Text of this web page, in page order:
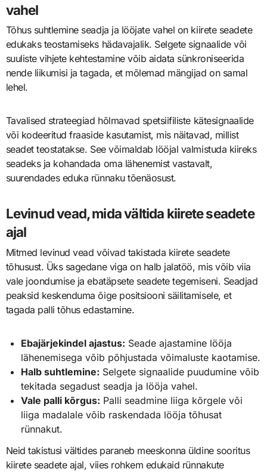
vahel
Tõhus suhtlemine seadja ja lööjate vahel on kiirete seadete
edukaks teostamiseks hädavajalik. Selgete signaalide või
suuliste vihjete kehtestamine võib aidata sünkroniseerida
nende liikumisi ja tagada, et mõlemad mängijad on samal
lehel.
Tavalised strateegiad hõlmavad spetsiifiliste kätesignaalide
või kodeeritud fraaside kasutamist, mis näitavad, millist
seadet teostatakse. See võimaldab lööjal valmistuda kiireks
seadeks ja kohandada oma lähenemist vastavalt,
suurendades eduka rünnaku tõenäosust.
Levinud vead, mida vältida kiirete seadete
ajal
Mitmed levinud vead võivad takistada kiirete seadete
tõhusust. Üks sagedane viga on halb jalatöö, mis võib viia
vale joondumise ja ebatäpsete seadete tegemiseni. Seadjad
peaksid keskenduma õige positsiooni säilitamisele, et
tagada palli tõhus edastamine.
Ebajärjekindel ajastus: Seade ajastamine lööja
lähenemisega võib põhjustada võimaluste kaotamise.
Halb suhtlemine: Selgete signaalide puudumine võib
tekitada segadust seadja ja lööja vahel.
Vale palli kõrgus: Palli seadmine liiga kõrgele või
liiga madalale võib raskendada lööja tõhusat
rünnakut.
Neid takistusi vältides paraneb meeskonna üldine sooritus
kiirete seadete ajal, viies rohkem edukaid rünnakute